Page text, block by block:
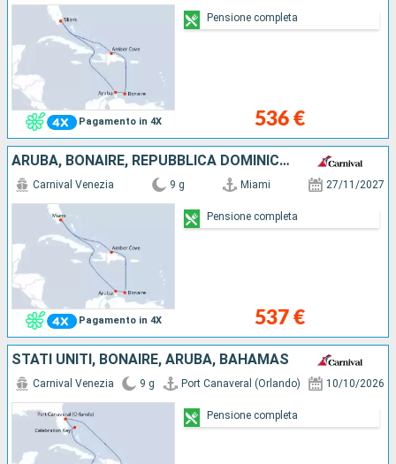
Pagamento in 4X 536 €
Pensione completa
ARUBA, BONAIRE, REPUBBLICA DOMINICANA, STATI UNITI
Pagamento in 4X
Carnival Venezia 9 g Miami 27/11/2027
537 €
Pensione completa
STATI UNITI, BONAIRE, ARUBA, BAHAMAS
Carnival Venezia 9 g Port Canaveral (Orlando) 10/10/2026
Pensione completa